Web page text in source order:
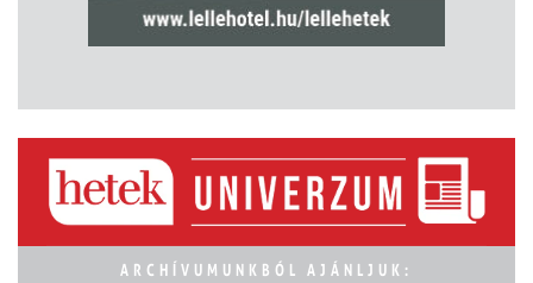
ARCHÍVUMUNKBÓL AJÁNLJUK: